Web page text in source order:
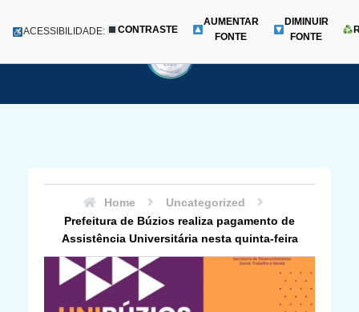
para
Menu
ACESSIBILIDADE: CONTRASTE
AUMENTAR
FONTE
DIMINUIR
FONTE
Home
Uncategorized
Prefeitura de Búzios realiza pagamento de
Assistência Universitária nesta quinta-feira